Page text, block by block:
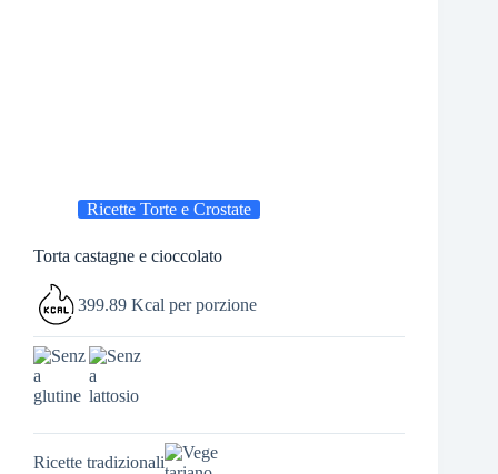
Ricette Torte e Crostate
Torta castagne e cioccolato
399.89 Kcal per porzione
Ricette tradizionali